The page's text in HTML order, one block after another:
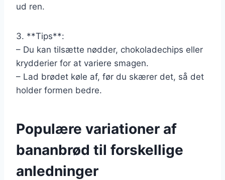
ud ren.
3. **Tips**:
– Du kan tilsætte nødder, chokoladechips eller
krydderier for at variere smagen.
– Lad brødet køle af, før du skærer det, så det
holder formen bedre.
Populære variationer af
bananbrød til forskellige
anledninger